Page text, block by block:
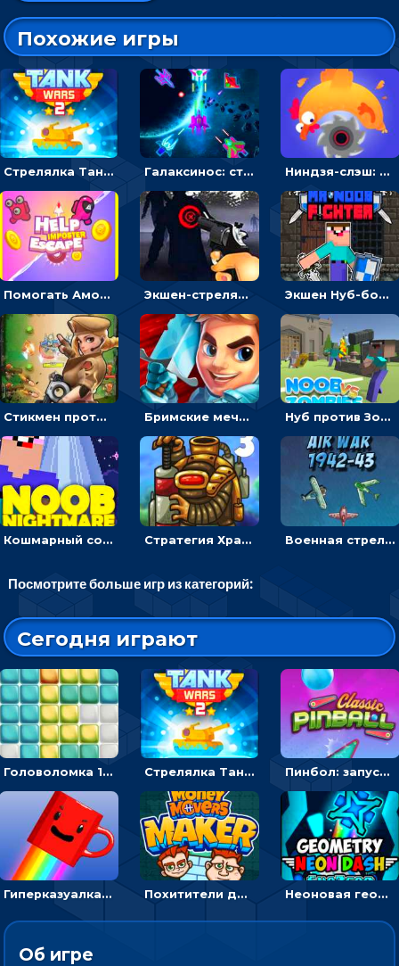
Похожие игры
Стрелялка Танковые войны: бить по танку врага, чтобы уничтожить зло Галаксинос: стрелялка в космосе по врагам Ниндзя-слэш: запускай оружие по целям и становись мастером сюрикенов
Помогать Амонг Ас бежать из комнаты через преграды - приключения Экшен-стрелялка по зомби: целиться и попадать в бегущих монстров Экшен Нуб-боец: прыгать через препятствия или бить врагов мечом
Стикмен против Зомби: стрелять в зомби и развивать воина Бримские мечи: бежать через преграды, бить врагов и собирать монеты Нуб против Зомби: направлять линию на врага и бить молотом
Кошмарный сон Нуба: балансируй, чтобы выжить Стратегия Хранители рощи: расставлять монстров, чтобы охранять камни от врагов Военная стрелялка в воздухе: лететь и уничтожать истребители
Посмотрите больше игр из категорий:
Сегодня играют
Головоломка 10х10 Стрелялка Танковые войны: бить по танку врага, чтобы уничтожить зло Пинбол: запускать шарик, чтобы выбивать очки
Гиперказуалка Летающая чашка кофе: двигаться и собирать кубики сахара Похитители денег: управляйте друзьями и соберите все мешки с долларами Неоновая геометрия: прыгай через препятствия и собирай шары
Об игре